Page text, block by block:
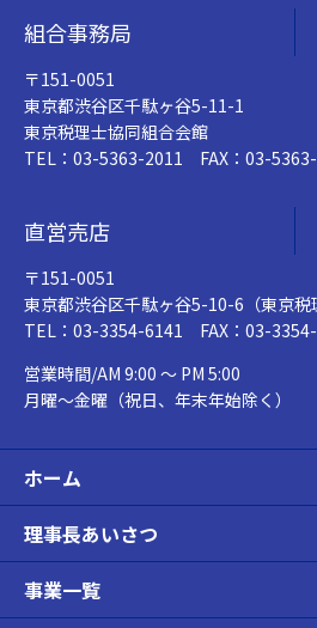
組合事務局
〒151-0051
東京都渋谷区千駄ヶ谷5-11-1
東京税理士協同組合会館
TEL：03-5363-2011 FAX：03-
直営売店
〒151-0051
東京都渋谷区千駄ヶ谷5-10-6（東京税
TEL：03-3354-6141 FAX：03-
営業時間/AM 9:00 ～ PM 5:00
月曜～金曜（祝日、年末年始除く）
ホーム
理事長あいさつ
事業一覧